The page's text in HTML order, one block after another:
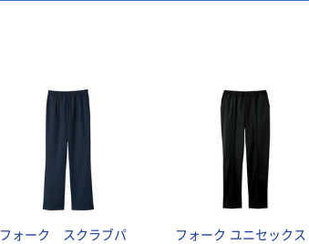
フォーク スクラブパ
フォーク ユニセックス